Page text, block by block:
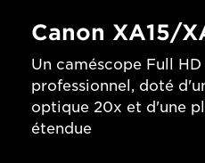
Canon XA15/
Un caméscope Full
professionnel, doté
optique 20x et d'une
étendue